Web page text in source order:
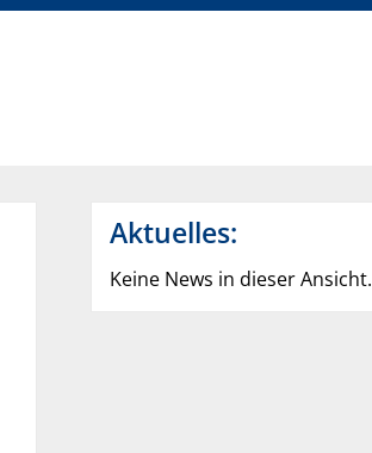
Aktuelles:
Keine News in dieser Ansicht.